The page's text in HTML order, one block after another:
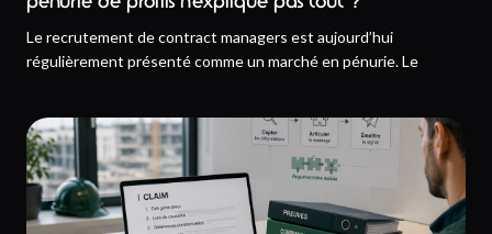
Le recrutement de contract managers est aujourd’hui
régulièrement présenté comme un marché en pénurie. Le